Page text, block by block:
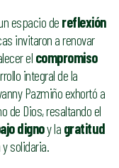
espacio de reflexión
invitaron a renovar
el compromiso
integral de la
Pazmiño exhortó a
de Dios, resaltando el
dignoy la gratitud
solidaria.